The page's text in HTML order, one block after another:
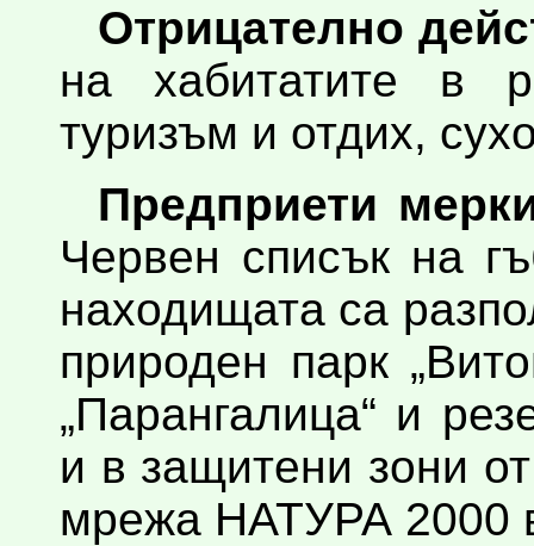
Отрицателно
на хабитатите в
туризъм и отдих,
Предприети
Червен списък на
находищата са
природен парк
„Парангалица“ и
и в защитени зони
мрежа НАТУРА 2000